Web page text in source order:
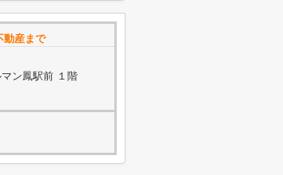
産まで
ン鳳駅前 １階